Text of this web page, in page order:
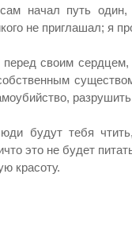
начал путь
не приглашал; я
перед своим
будут тебя
это не будет
красоту.